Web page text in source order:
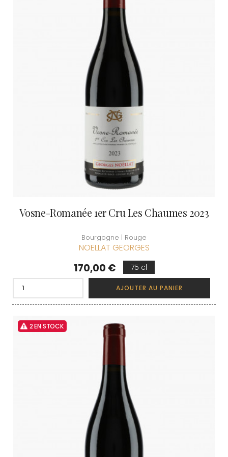
Vosne-Romanée 1er Cru Les Chaumes 2023
Bourgogne | Rouge
NOELLAT GEORGES
Prix
170,00 € 75 cl
AJOUTER AU PANIER
2 EN STOCK